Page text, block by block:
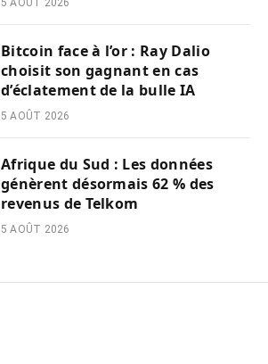
5 AOÛT 2026
Bitcoin face à l’or : Ray Dalio
choisit son gagnant en cas
d’éclatement de la bulle IA
5 AOÛT 2026
Afrique du Sud : Les données
génèrent désormais 62 % des
revenus de Telkom
5 AOÛT 2026